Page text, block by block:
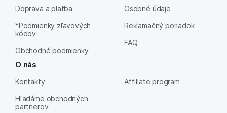
Doprava a platba
*Podmienky zľavových
kódov
Obchodné podmienky
Osobné údaje
Reklamačný poriadok
FAQ
O nás
Kontakty
Hľadáme obchodných
partnerov
Affiliate program